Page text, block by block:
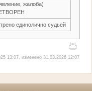
жалоба)
единолично судьей
13:07, изменено 31.03.2026 12:07